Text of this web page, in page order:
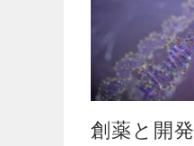
創薬と開発